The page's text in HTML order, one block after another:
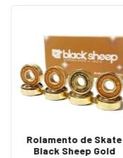
Rolamento de Skate
Black Sheep Gold